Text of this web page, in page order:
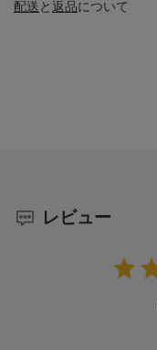
配送と返品について
レビュー